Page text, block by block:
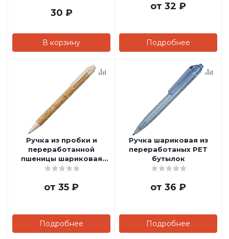
30 ₽
В корзину
от 32 ₽
Подробнее
Ручка из пробки и
переработанной
пшеницы шариковая
"Evora"
от 35 ₽
Подробнее
Ручка шариковая из
переработаных PET
бутылок
от 36 ₽
Подробнее